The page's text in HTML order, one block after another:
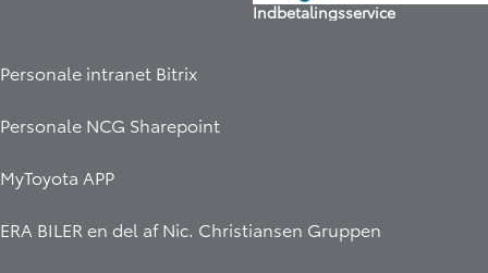
Indbetalingsservice
Personale intranet Bitrix
Personale NCG Sharepoint
MyToyota APP
ERA BILER en del afNic. Christiansen Gruppen
DK